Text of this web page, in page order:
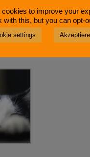
to improve your
with this, but you can opt-
settings